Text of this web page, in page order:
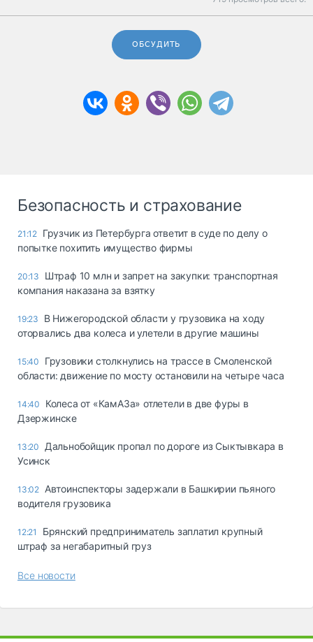
ОБСУДИТЬ
Безопасность и страхование
21:12 Грузчик из Петербурга ответит в суде по делу о
попытке похитить имущество фирмы
20:13
Штраф 10 млн и запрет на закупки: транспортная
компания наказана за взятку
19:23
В Нижегородской области у грузовика на ходу
оторвались два колеса и улетели в другие машины
15:40
Грузовики столкнулись на трассе в Смоленской
области: движение по мосту остановили на четыре часа
14:40
Колеса от «КамАЗа» отлетели в две фуры в
Дзержинске
13:20
Дальнобойщик пропал по дороге из Сыктывкара в
Усинск
13:02 Автоинспекторы задержали в Башкирии пьяного
водителя грузовика
12:21
Брянский предприниматель заплатил крупный
штраф за негабаритный груз
Все новости